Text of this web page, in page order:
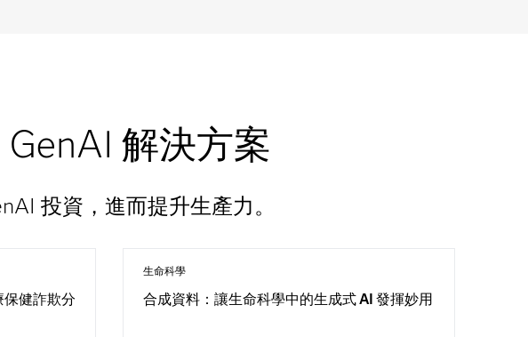
解決方案​
投資，進而提升生產力。
健詐欺分
生命科學
合成資料：讓生命科學中的生成式 AI 發揮妙用